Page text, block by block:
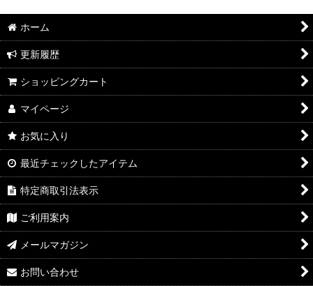
ホーム
更新履歴
ショッピングカート
マイページ
お気に入り
最近チェックしたアイテム
特定商取引法表示
ご利用案内
メールマガジン
お問い合わせ